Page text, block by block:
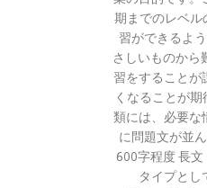
期までのレベル
習ができるよ
さしいものから
習をすることが
くなることが
類には、必要な
に問題文が並
600字程度 長
タイプ